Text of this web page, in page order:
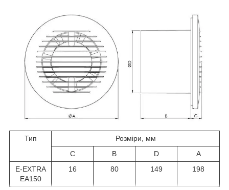
Тип
Розміри, мм
C
B D
A
E-EXTRA
EA150
16 80 149 198